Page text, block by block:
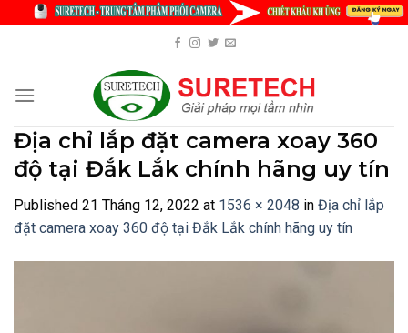
Địa chỉ lắp đặt camera xoay 360
độ tại Đắk Lắk chính hãng uy tín
Published 21 Tháng 12, 2022 at 1536 × 2048 in Địa chỉ lắp
đặt camera xoay 360 độ tại Đắk Lắk chính hãng uy tín